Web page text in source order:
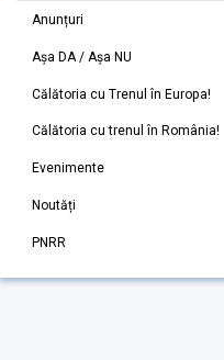
Anunțuri
Așa DA / Așa NU
Călătoria cu Trenul în Europa!
Călătoria cu trenul în România!
Evenimente
Noutăți
PNRR